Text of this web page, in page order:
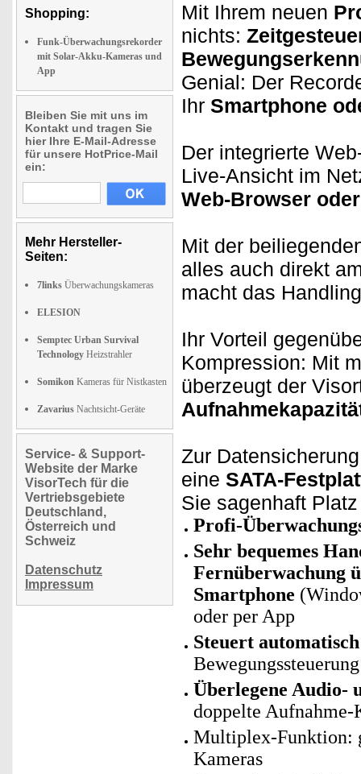
Shopping:
Funk-Überwachungsrekorder
mit Solar-Akku-Kameras und
App
Bleiben Sie mit uns im
Kontakt und tragen Sie
hier Ihre E-Mail-Adresse
für unsere HotPrice-Mail
ein:
Mehr Hersteller-
Seiten:
7links Überwachungskameras
ELESION
Semptec Urban Survival
Technology Heizstrahler
Somikon Kameras für Nistkasten
Zavarius Nachtsicht-Geräte
Service- & Support-
Website der Marke
VisorTech für die
Vertriebsgebiete
Deutschland,
Österreich und
Schweiz
Datenschutz
Impressum
Mit Ihrem neuen
nichts:
Genial: Der
Ihr Smartphone
Der integrierte
Live-Ansicht im
Web-Browser
Mit der
alles auch direkt
macht das
Ihr Vorteil
Kompression: Mit
überzeugt der
Zur
eine SATA-
Sie sagenhaft
Profi-
Sehr bequemes
Fernüberwachung
Smartphone
oder per App
Steuert
Bewegungssteuerung
Überlegene Audio-
doppelte
Multiplex-Funktion:
Kameras